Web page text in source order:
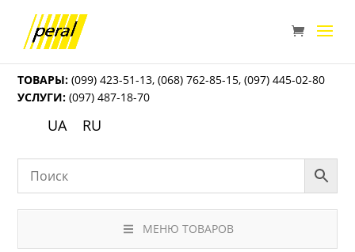
ТОВАРЫ: (099) 423-51-13,(068) 762-85-15,(097) 445-02-80
УСЛУГИ: (097) 487-18-70
UA RU
МЕНЮ ТОВАРОВ